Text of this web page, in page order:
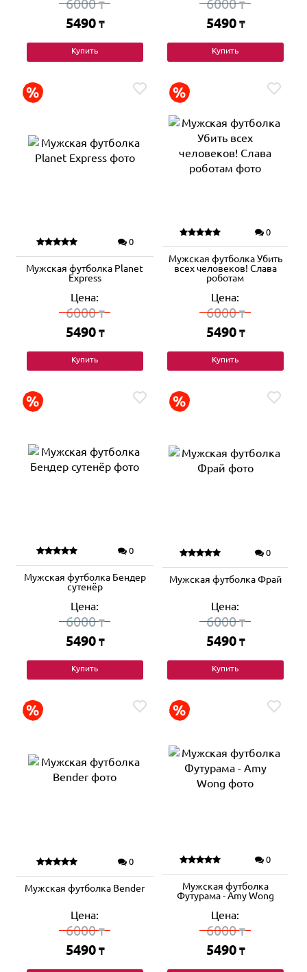
6000₸
5490 ₸
Купить
6000₸
5490 ₸
Купить
0
Мужская футболка Planet
Express
Цена:
6000₸
5490 ₸
Купить
0
Мужская футболка Убить
всех человеков! Слава
роботам
Цена:
6000₸
5490 ₸
Купить
0
Мужская футболка Бендер
сутенёр
Цена:
6000₸
5490 ₸
Купить
0
Мужская футболка Фрай
Цена:
6000₸
5490 ₸
Купить
0
Мужская футболка Bender
Цена:
6000₸
5490 ₸
0
Мужская футболка
Футурама - Amy Wong
Цена:
6000₸
5490 ₸